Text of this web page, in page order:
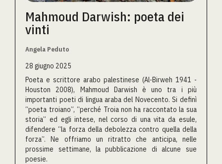
Mahmoud Darwish: poeta dei
vinti
Angela Peduto
28 giugno 2025
Poeta e scrittore arabo palestinese (Al-Birweh 1941 -
Houston 2008), Mahmoud Darwish è uno tra i più
importanti poeti di lingua araba del Novecento. Si definì
“poeta troiano”, “perché Troia non ha raccontato la sua
storia” ed egli intese, nel corso di una vita da esule,
difendere “la forza della debolezza contro quella della
forza”. Ne offriamo un ritratto che anticipa, nelle
prossime settimane, la pubblicazione di alcune sue
poesie.